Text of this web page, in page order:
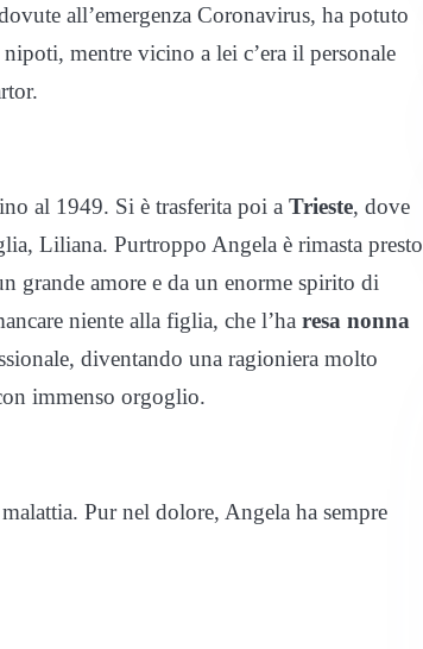
all’emergenza Coronavirus, ha potuto
mentre vicino a lei c’era il personale
al 1949. Si è trasferita poi a Trieste, dove
Liliana. Purtroppo Angela è rimasta presto
grande amore e da un enorme spirito di
niente alla figlia, che l’ha resa nonna
diventando una ragioniera molto
immenso orgoglio.
Pur nel dolore, Angela ha sempre